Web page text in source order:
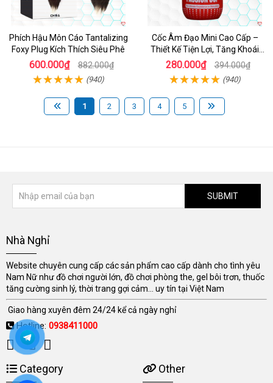
Phích Hậu Môn Cáo Tantalizing
Foxy Plug Kích Thích Siêu Phê
600.000₫ 882.000₫
(940)
Cốc Âm Đạo Mini Cao Cấp –
Thiết Kế Tiện Lợi, Tăng Khoái
Cảm
280.000₫ 394.000₫
(940)
1 2 3 4 5
SUBMIT
Nhà Nghỉ
Website chuyên cung cấp các sản phẩm cao cấp dành cho tình yêu
Nam Nữ như đồ chơi người lớn, đồ chơi phòng the, gel bôi trơn, thuốc
tăng cường sinh lý, thời trang gợi cảm... uy tín tại Việt Nam
Giao hàng xuyên đêm 24/24 kể cả ngày nghỉ
Hotline: 0938411000
Category Other